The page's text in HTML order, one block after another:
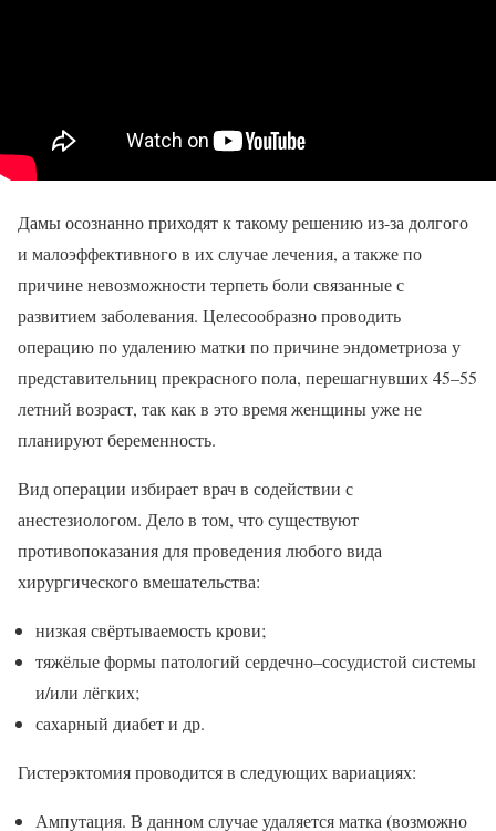
Дамы осознанно приходят к такому решению из-за долгого
и малоэффективного в их случае лечения, а также по
причине невозможности терпеть боли связанные с
развитием заболевания. Целесообразно проводить
операцию по удалению матки по причине эндометриоза у
представительниц прекрасного пола, перешагнувших 45–55
летний возраст, так как в это время женщины уже не
планируют беременность.
Вид операции избирает врач в содействии с
анестезиологом. Дело в том, что существуют
противопоказания для проведения любого вида
хирургического вмешательства:
низкая свёртываемость крови;
тяжёлые формы патологий сердечно–сосудистой системы
и/или лёгких;
сахарный диабет и др.
Гистерэктомия проводится в следующих вариациях:
Ампутация. В данном случае удаляется матка (возможно